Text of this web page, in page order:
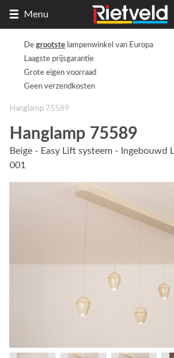
Menu
de
De grootste lampenwinkel van Europa
Laagste prijsgarantie
Grote eigen voorraad
Geen verzendkosten
Hanglamp 75589
Hanglamp 75589
Beige - Easy Lift systeem - Ingebouwd
001